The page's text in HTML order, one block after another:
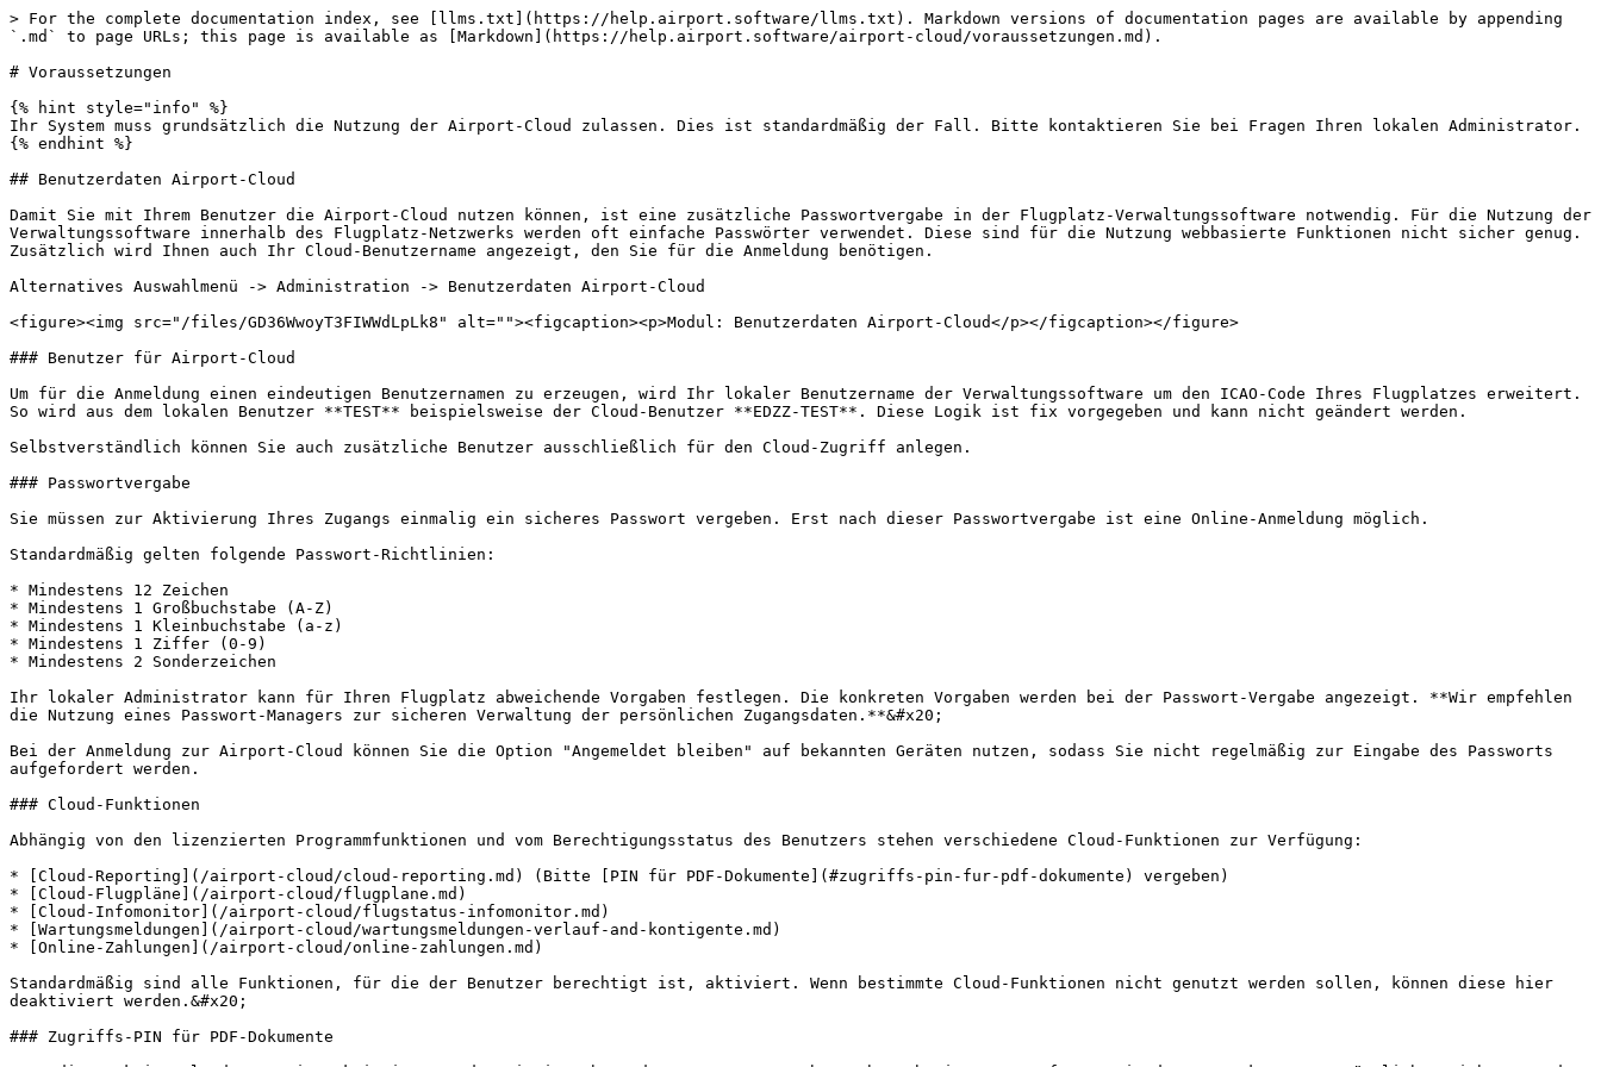
> For the complete documentation index, see [llms.txt](https://help.airport.software/llms.txt). Markdown versions of documentation pages are available by appending
`.md` to page URLs; this page is available as [Markdown](https://help.airport.software/airport-cloud/voraussetzungen.md).
# Voraussetzungen
{% hint style="info" %}
Ihr System muss grundsätzlich die Nutzung der Airport-Cloud zulassen. Dies ist standardmäßig der Fall. Bitte kontaktieren Sie bei Fragen Ihren lokalen Administrator.
{% endhint %}
## Benutzerdaten Airport-Cloud
Damit Sie mit Ihrem Benutzer die Airport-Cloud nutzen können, ist eine zusätzliche Passwortvergabe in der Flugplatz-Verwaltungssoftware notwendig. Für die Nutzung der
Verwaltungssoftware innerhalb des Flugplatz-Netzwerks werden oft einfache Passwörter verwendet. Diese sind für die Nutzung webbasierte Funktionen nicht sicher genug.
Zusätzlich wird Ihnen auch Ihr Cloud-Benutzername angezeigt, den Sie für die Anmeldung benötigen.
Alternatives Auswahlmenü -> Administration -> Benutzerdaten Airport-Cloud
<figure><img src="/files/GD36WwoyT3FIWWdLpLk8" alt=""><figcaption><p>Modul: Benutzerdaten Airport-Cloud</p></figcaption></figure>
### Benutzer für Airport-Cloud
Um für die Anmeldung einen eindeutigen Benutzernamen zu erzeugen, wird Ihr lokaler Benutzername der Verwaltungssoftware um den ICAO-Code Ihres Flugplatzes erweitert.
So wird aus dem lokalen Benutzer **TEST** beispielsweise der Cloud-Benutzer **EDZZ-TEST**. Diese Logik ist fix vorgegeben und kann nicht geändert werden.
Selbstverständlich können Sie auch zusätzliche Benutzer ausschließlich für den Cloud-Zugriff anlegen.
### Passwortvergabe
Sie müssen zur Aktivierung Ihres Zugangs einmalig ein sicheres Passwort vergeben. Erst nach dieser Passwortvergabe ist eine Online-Anmeldung möglich.
Standardmäßig gelten folgende Passwort-Richtlinien:
* Mindestens 12 Zeichen
* Mindestens 1 Großbuchstabe (A-Z)
* Mindestens 1 Kleinbuchstabe (a-z)
* Mindestens 1 Ziffer (0-9)
* Mindestens 2 Sonderzeichen
Ihr lokaler Administrator kann für Ihren Flugplatz abweichende Vorgaben festlegen. Die konkreten Vorgaben werden bei der Passwort-Vergabe angezeigt. **Wir empfehlen
die Nutzung eines Passwort-Managers zur sicheren Verwaltung der persönlichen Zugangsdaten.**&#x20;
Bei der Anmeldung zur Airport-Cloud können Sie die Option "Angemeldet bleiben" auf bekannten Geräten nutzen, sodass Sie nicht regelmäßig zur Eingabe des Passworts
aufgefordert werden.
### Cloud-Funktionen
Abhängig von den lizenzierten Programmfunktionen und vom Berechtigungsstatus des Benutzers stehen verschiedene Cloud-Funktionen zur Verfügung:
* [Cloud-Reporting](/airport-cloud/cloud-reporting.md) (Bitte [PIN für PDF-Dokumente](#zugriffs-pin-fur-pdf-dokumente) vergeben)
* [Cloud-Flugpläne](/airport-cloud/flugplane.md)
* [Cloud-Infomonitor](/airport-cloud/flugstatus-infomonitor.md)
* [Wartungsmeldungen](/airport-cloud/wartungsmeldungen-verlauf-and-kontigente.md)
* [Online-Zahlungen](/airport-cloud/online-zahlungen.md)
Standardmäßig sind alle Funktionen, für die der Benutzer berechtigt ist, aktiviert. Wenn bestimmte Cloud-Funktionen nicht genutzt werden sollen, können diese hier
deaktiviert werden.&#x20;
### Zugriffs-PIN für PDF-Dokumente